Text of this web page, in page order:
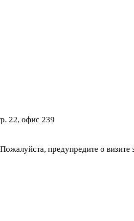
22, офис 239
предупредите о визите